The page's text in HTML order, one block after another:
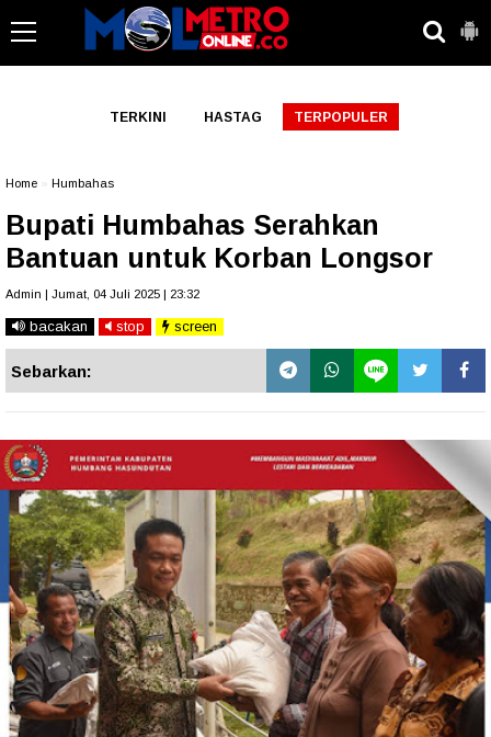
TERKINI HASTAG TERPOPULER
Home Humbahas
Bupati Humbahas Serahkan
Bantuan untuk Korban Longsor
Admin | Jumat, 04 Juli 2025 | 23:32
bacakan stop screen
Sebarkan: